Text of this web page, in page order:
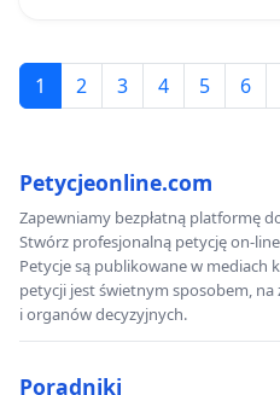
1 2 3 4 5 6
Petycjeonline.com
Zapewniamy bezpłatną platformę
Stwórz profesjonalną petycję on-
Petycje są publikowane w mediach
petycji jest świetnym sposobem,
i organów decyzyjnych.
Poradniki